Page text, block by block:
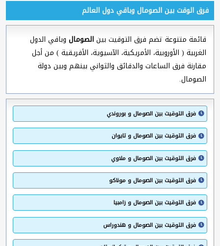
فرق الوقت بين الصومال وباقي دول العالم
قائمة متنوعة تضم فرق التوقيت بينالصومال وباقي الدول
الغربية ( الأوروبية، الأمريكية، الآسيوية، الأفريقية ) من أجل
مقارنة فرق الساعات والدقائق والثواني بينهم وبين دولة
الصومال.
فرق التوقيت بين الصومال و بوروندي
فرق التوقيت بين الصومال و تايوان
فرق التوقيت بين الصومال و ملاوي
فرق التوقيت بين الصومال و موناكو
فرق التوقيت بين الصومال و زامبيا
فرق التوقيت بين الصومال و هندوراس